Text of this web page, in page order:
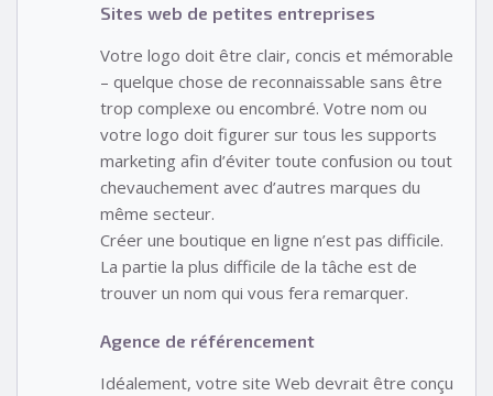
Sites web de petites entreprises
Votre logo doit être clair, concis et mémorable
– quelque chose de reconnaissable sans être
trop complexe ou encombré. Votre nom ou
votre logo doit figurer sur tous les supports
marketing afin d’éviter toute confusion ou tout
chevauchement avec d’autres marques du
même secteur.
Créer une boutique en ligne n’est pas difficile.
La partie la plus difficile de la tâche est de
trouver un nom qui vous fera remarquer.
Agence de référencement
Idéalement, votre site Web devrait être conçu